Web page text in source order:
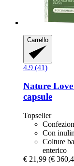
Carrello
4.9 (41)
Nature Love
capsule
Topseller
Con
Colture
enterico
€ 21,99 (€